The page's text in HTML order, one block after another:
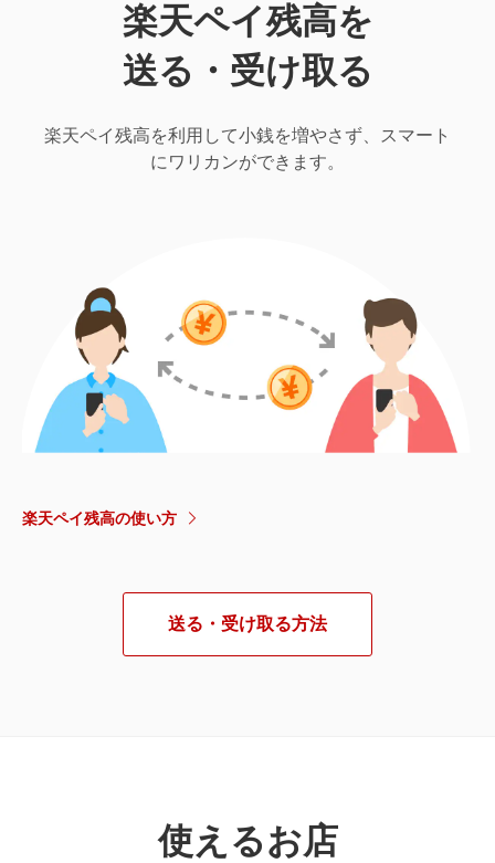
楽天ペイ残高を
送る・受け取る
楽天ペイ残高を利用して小銭を増やさず、スマート
にワリカンができます。
楽天ペイ残高の使い方
送る・受け取る方法
使えるお店